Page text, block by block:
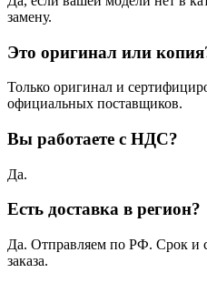
замену.
Это оригинал или
Только оригинал и
официальных поставщиков.
Вы работаете с НДС?
Да.
Есть доставка в регион?
Да. Отправляем по РФ. Срок и
заказа.